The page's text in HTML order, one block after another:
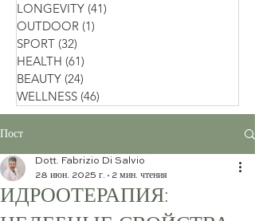
LONGEVITY (41)
OUTDOOR (1)
SPORT (32)
HEALTH (61)
BEAUTY (24)
WELLNESS (46)
Пост
ИДРООТЕРАПИЯ:
Dott. Fabrizio Di Salvio
28 июн. 2025 г.
2 мин. чтения